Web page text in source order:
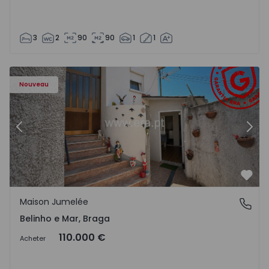
3 2 90 90 1 1
Nouveau
- 12
Maison Jumelée T2 Esposende, Belinho e Mar - 1550427
Précédent
Belinho e Mar, Braga
Maison Jumelée
Belinho e Mar, Braga
Acheter 110.000 €